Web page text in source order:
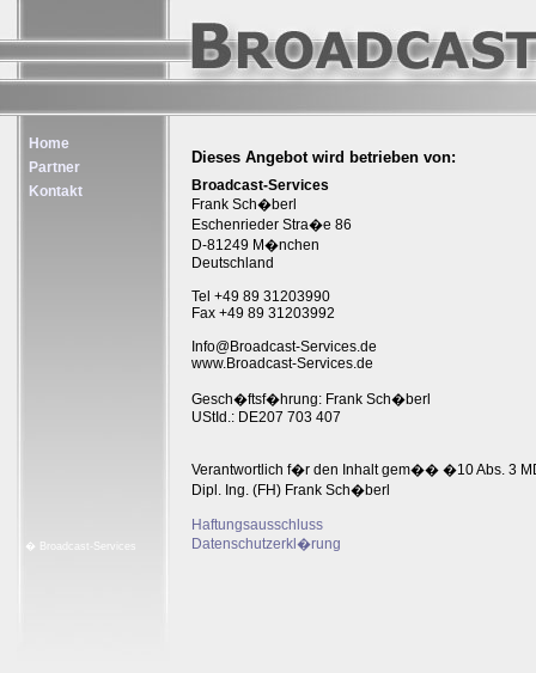
Home
Partner
Kontakt
Dieses Angebot wird betrieben von:
Broadcast-Services
Frank Sch�berl
Eschenrieder Stra�e 86
D-81249 M�nchen
Deutschland
Tel +49 89 31203990
Fax +49 89 31203992
Info@Broadcast-Services.de
www.Broadcast-Services.de
Gesch�ftsf�hrung: Frank Sch�berl
UStId.: DE207 703 407
Verantwortlich f�r den Inhalt gem�� �10 Abs. 3
Dipl. Ing. (FH) Frank Sch�berl
Haftungsausschluss
Datenschutzerkl�rung
� Broadcast-Services